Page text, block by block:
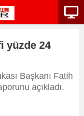
yüzde 24
Başkanı Fatih
açıkladı.